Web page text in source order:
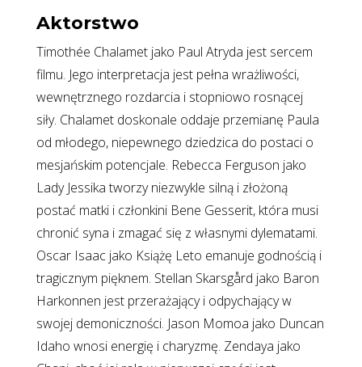
Aktorstwo
Timothée Chalamet jako Paul Atryda jest sercem
filmu. Jego interpretacja jest pełna wrażliwości,
wewnętrznego rozdarcia i stopniowo rosnącej
siły. Chalamet doskonale oddaje przemianę Paula
od młodego, niepewnego dziedzica do postaci o
mesjańskim potencjale. Rebecca Ferguson jako
Lady Jessika tworzy niezwykle silną i złożoną
postać matki i członkini Bene Gesserit, która musi
chronić syna i zmagać się z własnymi dylematami.
Oscar Isaac jako Książę Leto emanuje godnością i
tragicznym pięknem. Stellan Skarsgård jako Baron
Harkonnen jest przerażający i odpychający w
swojej demoniczności. Jason Momoa jako Duncan
Idaho wnosi energię i charyzmę. Zendaya jako